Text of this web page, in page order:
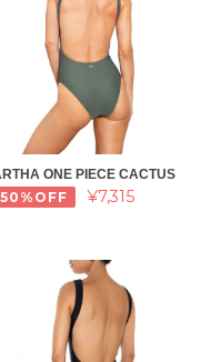
ONE PIECE CACTUS
50%OFF ¥7,315